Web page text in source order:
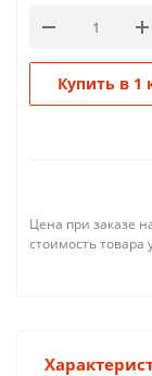
Купить в 1
Цена при заказе
стоимость товара